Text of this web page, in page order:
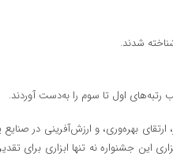
شدند.
اول تا سوم را به‌دست آوردند.
بهره‌وری، و ارزش‌آفرینی در
جشنواره نه تنها ابزاری برای